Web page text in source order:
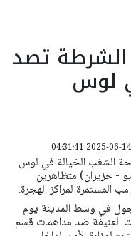
الشرطة تصد
لوس
الشغب الخيالة في لوس
الثلاثاء (10 يونيو - حزيران) متظاهرين
المستمرة لمراكز الهجرة.
في وسط المدينة يوم
العنيفة ضد مداهمات قسم